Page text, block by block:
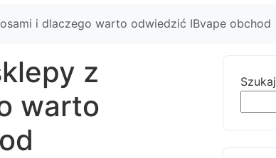
i dlaczego warto odwiedzić IBvape obchod
z
warto
Szukaj